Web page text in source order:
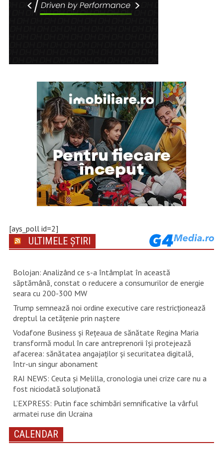
[ays_poll id=2]
ULTIMELE ȘTIRI
Bolojan: Analizând ce s-a întâmplat în această
săptămână, constat o reducere a consumurilor de energie
seara cu 200-300 MW
Trump semnează noi ordine executive care restricţionează
dreptul la cetăţenie prin naştere
Vodafone Business și Rețeaua de sănătate Regina Maria
transformă modul în care antreprenorii își protejează
afacerea: sănătatea angajaților și securitatea digitală,
într-un singur abonament
RAI NEWS: Ceuta și Melilla, cronologia unei crize care nu a
fost niciodată soluționată
L’EXPRESS: Putin face schimbări semnificative la vârful
armatei ruse din Ucraina
CALENDAR